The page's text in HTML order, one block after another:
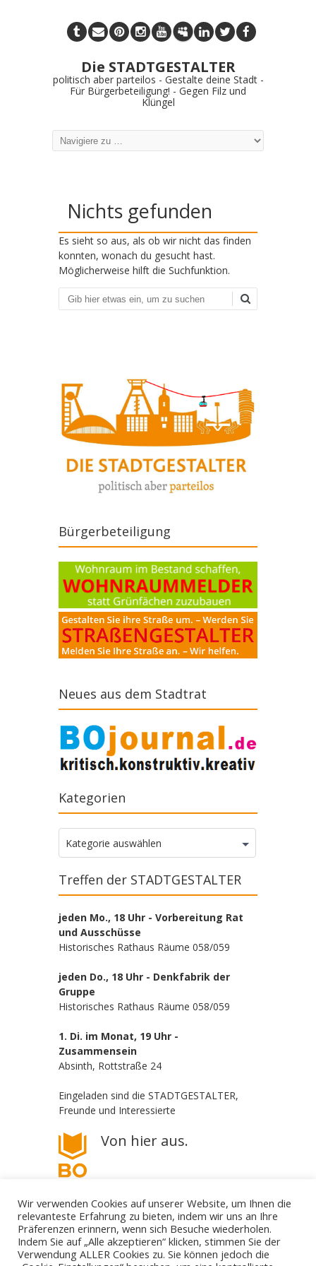
Die STADTGESTALTER
politisch aber parteilos - Gestalte deine Stadt -
Für Bürgerbeteiligung! - Gegen Filz und
Klüngel
Nichts gefunden
Es sieht so aus, als ob wir nicht das finden
konnten, wonach du gesucht hast.
Möglicherweise hilft die Suchfunktion.
Suchen
Bürgerbeteiligung
Neues aus dem Stadtrat
Kategorien
Kategorien
Kategorie auswählen
Treffen der STADTGESTALTER
jeden Mo., 18 Uhr - Vorbereitung Rat
und Ausschüsse
Historisches Rathaus Räume 058/059
jeden Do., 18 Uhr - Denkfabrik der
Gruppe
Historisches Rathaus Räume 058/059
1. Di. im Monat, 19 Uhr -
Zusammensein
Absinth, Rottstraße 24
Eingeladen sind die STADTGESTALTER,
Freunde und Interessierte
Von hier aus.
Wir verwenden Cookies auf unserer Website, um Ihnen die
relevanteste Erfahrung zu bieten, indem wir uns an Ihre
Präferenzen erinnern, wenn sich Besuche wiederholen.
Indem Sie auf „Alle akzeptieren“ klicken, stimmen Sie der
Verwendung ALLER Cookies zu. Sie können jedoch die